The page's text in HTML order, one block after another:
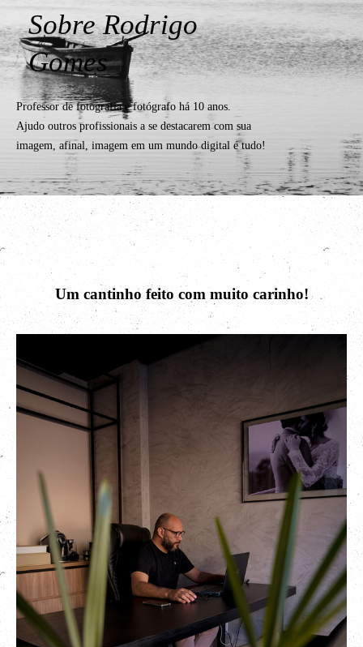
Sobre Rodrigo
Gomes
Professor de fotografia e fotógrafo há 10 anos.
Ajudo outros profissionais a se destacarem com sua
imagem, afinal, imagem em um mundo digital é tudo!
Um cantinho feito com muito carinho!